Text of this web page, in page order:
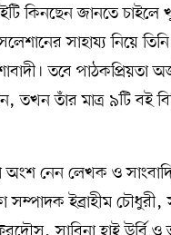
কিনছেন জানতে
সাহায্য নিয়ে
তবে পাঠকপ্রিয়তা
তখন তাঁর মাত্র ৯টি বই
নেন লেখক ও
ইব্রাহীম চৌধুরী,